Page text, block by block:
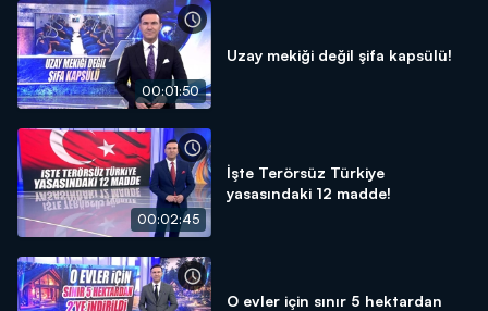
00:01:50
Uzay mekiği değil şifa kapsülü!
00:02:45
İşte Terörsüz Türkiye
yasasındaki 12 madde!
O evler için sınır 5 hektardan